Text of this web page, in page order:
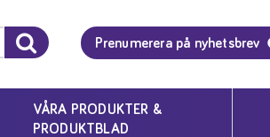
Prenumerera på nyhetsbrev
VÅRA PRODUKTER &
PRODUKTBLAD